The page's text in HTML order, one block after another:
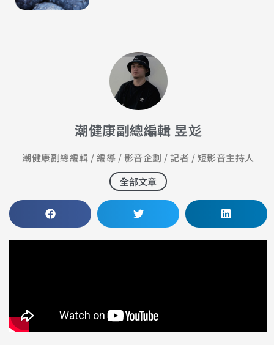
潮健康副總編輯 昱彣
潮健康副總編輯 / 編導 / 影音企劃 / 記者 / 短影音主持人
全部文章